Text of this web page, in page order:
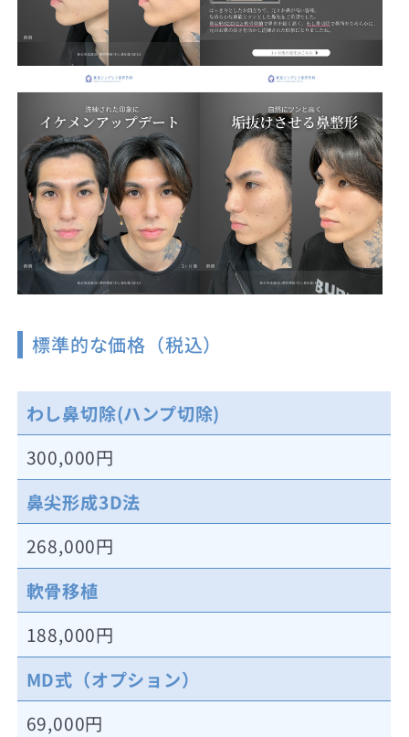
標準的な価格（税込）
わし鼻切除(ハンプ切除)
300,000円
鼻尖形成3D法
268,000円
軟骨移植
188,000円
MD式（オプション）
69,000円